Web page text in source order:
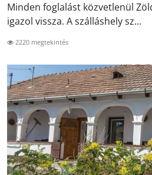
Minden foglalást közvetlenül
igazol vissza. A szálláshely sz...
2220 megtekintés